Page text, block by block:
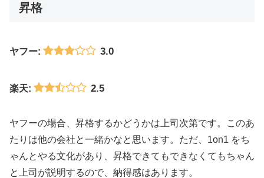
昇格
ヤフー: 3.0
楽天: 2.5
ヤフーの場合、昇格するかどうかは上司次第です。このあ
たりは他の会社と一緒かなと思います。ただ、1on1 をち
ゃんとやる文化があり、昇格できてもできなくてもちゃん
と上司が説明するので、納得感はあります。